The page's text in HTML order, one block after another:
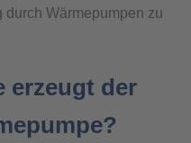
durch Wärmepumpen zu
erzeugt der